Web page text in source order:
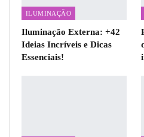
ILUMINAÇÃO
Iluminação Externa: +42
Ideias Incríveis e Dicas
Essenciais!